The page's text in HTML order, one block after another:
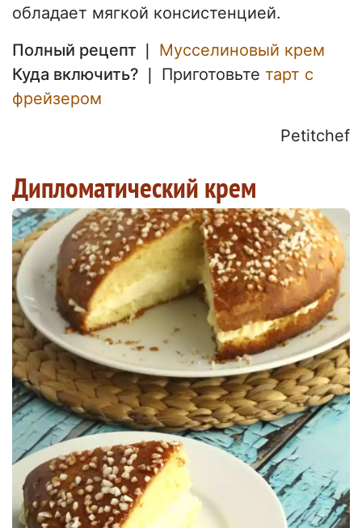
обладает мягкой консистенцией.
Полный рецепт ❘ Мусселиновый крем
Куда включить? ❘ Приготовьте тарт с
фрейзером
Petitchef
Дипломатический крем